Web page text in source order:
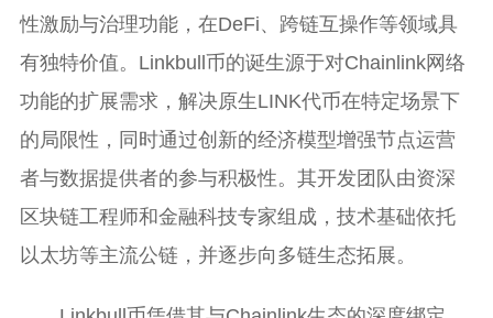
性激励与治理功能，在DeFi、跨链互操作等领域具
有独特价值。Linkbull币的诞生源于对Chainlink网络
功能的扩展需求，解决原生LINK代币在特定场景下
的局限性，同时通过创新的经济模型增强节点运营
者与数据提供者的参与积极性。其开发团队由资深
区块链工程师和金融科技专家组成，技术基础依托
以太坊等主流公链，并逐步向多链生态拓展。